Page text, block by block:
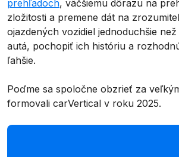
prehľadoch, väčšiemu dôrazu na
zložitosti a premene dát na
ojazdených vozidiel jednoduchšie
autá, pochopiť ich históriu a
ľahšie.
Poďme sa spoločne obzrieť za
formovali carVertical v roku 2025.